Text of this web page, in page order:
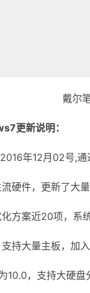
戴尔
更新说明：
年12月02号,通
件，更新了大
案近20项，系
大量主板，加入
，支持大硬盘